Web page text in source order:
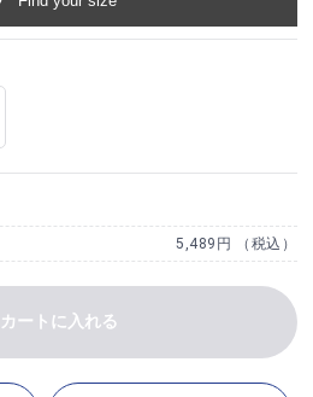
5,489円 （税込）
カートに入れる